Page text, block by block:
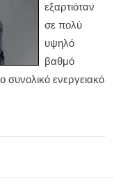
εξαρτιόταν
σε πολύ
υψηλό
βαθμό
συνολικό ενεργειακό